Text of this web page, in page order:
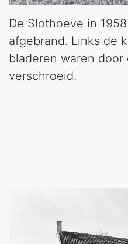
De Slothoeve in
afgebrand. Links de
bladeren waren
verschroeid.